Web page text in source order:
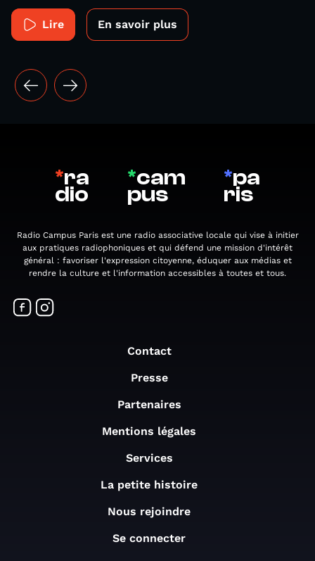
Lire En savoir plus
*ra
dio
*cam
pus
*pa
ris
Radio Campus Paris est une radio associative locale qui vise à initier
aux pratiques radiophoniques et qui défend une mission d'intérêt
général : favoriser l'expression citoyenne, éduquer aux médias et
rendre la culture et l'information accessibles à toutes et tous.
Contact
Presse
Partenaires
Mentions légales
Services
La petite histoire
Nous rejoindre
Se connecter